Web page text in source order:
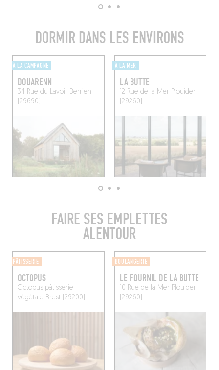
DORMIR DANS LES ENVIRONS
À LA CAMPAGNE
DOUARENN
34 Rue du Lavoir Berrien
(29690)
À LA MER
LA BUTTE
12 Rue de la Mer Plouider
(29260)
FAIRE SES EMPLETTES
ALENTOUR
PÂTISSERIE
OCTOPUS
Octopus pâtisserie
végétale Brest (29200)
BOULANGERIE
LE FOURNIL DE LA BUTTE
10 Rue de la Mer Plouider
(29260)